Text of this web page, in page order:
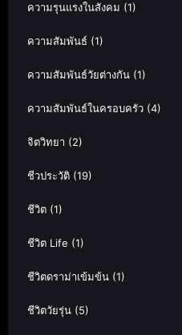
ความรุนแรงในสังคม (1)
ความสัมพันธ์ (1)
ความสัมพันธ์วัยต่างกัน (1)
ความสัมพันธ์ในครอบครัว (4)
จิตวิทยา (2)
ชีวประวัติ (19)
ชีวิต (1)
ชีวิต Life (1)
ชีวิตดราม่าเข้มข้น (1)
ชีวิตวัยรุ่น (5)